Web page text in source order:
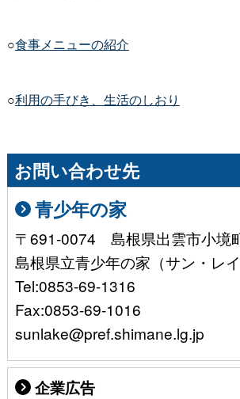
○食事メニューの紹介
○利用の手びき、生活のしおり
お問い合わせ先
青少年の家
〒691-0074 島根県出雲市小境
島根県立青少年の家（サン・レイ
Tel:0853-69-1316
Fax:0853-69-1016
sunlake@pref.shimane.lg.jp
企業広告